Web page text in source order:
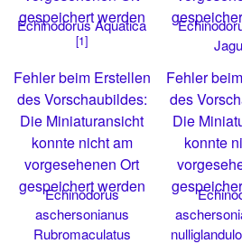
gespeichert werden
Echinodorus Aquatica
[1]
Fehler beim Erstellen
des Vorschaubildes:
Die Miniaturansicht
konnte nicht am
vorgesehenen Ort
gespeichert werden
Echinodorus
aschersonianus
Rubromaculatus
Fehler
des
Die
konnte